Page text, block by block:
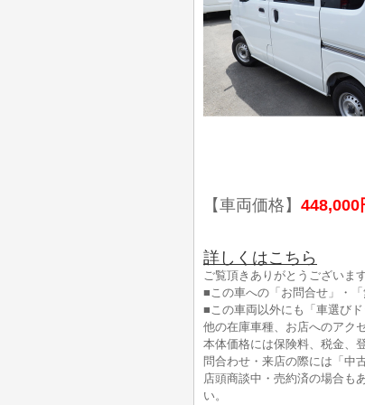
【車両価格】 448,000
詳しくはこちら
ご覧頂きありがとうございます
■この車への「お問合せ」・
■この車両以外にも「車選び
他の在庫車種、お店へのアク
本体価格には保険料、税金、
問合わせ・来店の際には「中
店頭商談中・売約済の場合も
い。